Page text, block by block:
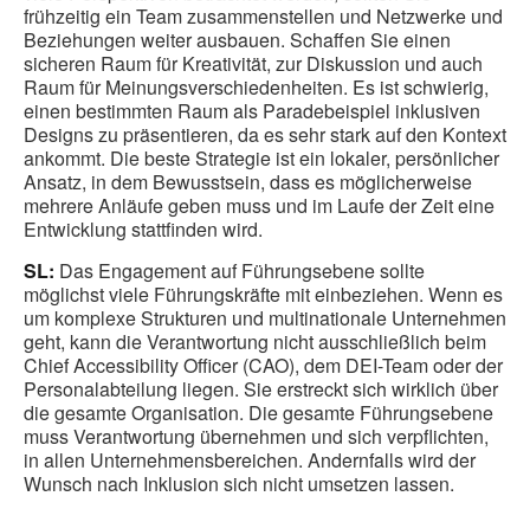
frühzeitig ein Team zusammenstellen und Netzwerke und
Beziehungen weiter ausbauen. Schaffen Sie einen
sicheren Raum für Kreativität, zur Diskussion und auch
Raum für Meinungsverschiedenheiten. Es ist schwierig,
einen bestimmten Raum als Paradebeispiel inklusiven
Designs zu präsentieren, da es sehr stark auf den Kontext
ankommt. Die beste Strategie ist ein lokaler, persönlicher
Ansatz, in dem Bewusstsein, dass es möglicherweise
mehrere Anläufe geben muss und im Laufe der Zeit eine
Entwicklung stattfinden wird.
SL: Das Engagement auf Führungsebene sollte
möglichst viele Führungskräfte mit einbeziehen. Wenn es
um komplexe Strukturen und multinationale Unternehmen
geht, kann die Verantwortung nicht ausschließlich beim
Chief Accessibility Officer (CAO), dem DEI-Team oder der
Personalabteilung liegen. Sie erstreckt sich wirklich über
die gesamte Organisation. Die gesamte Führungsebene
muss Verantwortung übernehmen und sich verpflichten,
in allen Unternehmensbereichen. Andernfalls wird der
Wunsch nach Inklusion sich nicht umsetzen lassen.